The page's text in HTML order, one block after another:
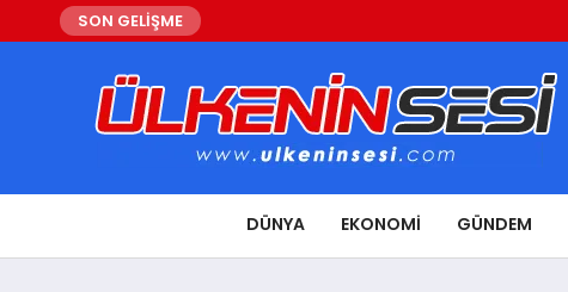
SON GELİŞME
DÜNYA EKONOMI GÜNDEM